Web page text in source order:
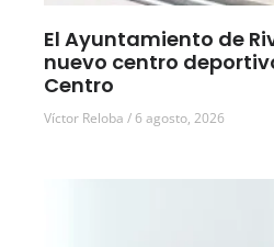
El Ayuntamiento de
nuevo centro
Centro
Víctor Reloba 6 agosto, 2026